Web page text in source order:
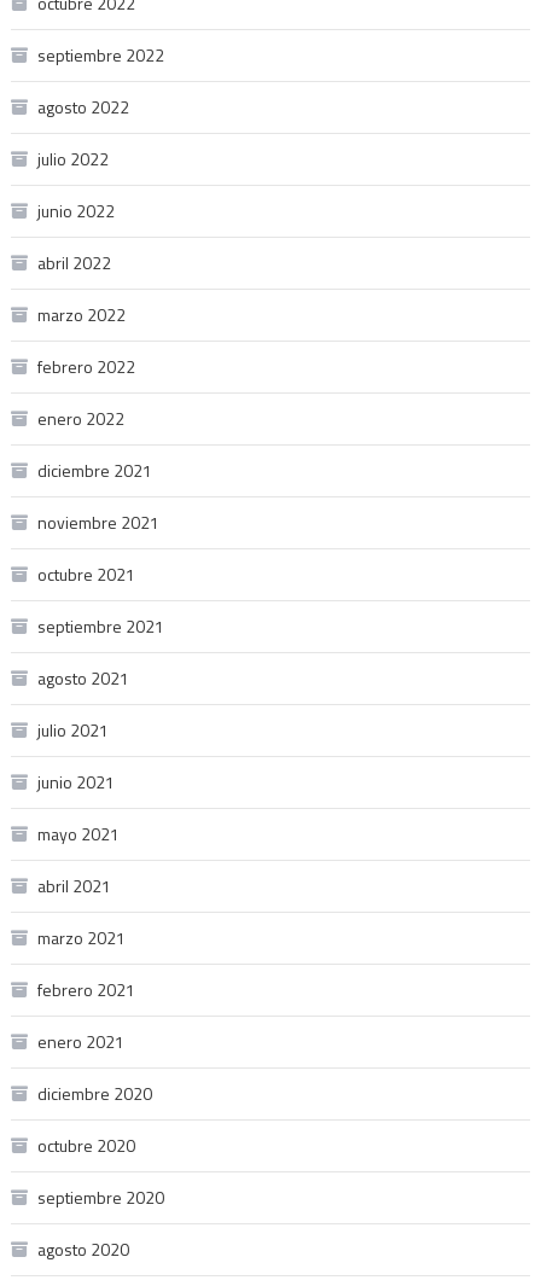
septiembre 2022
agosto 2022
julio 2022
junio 2022
abril 2022
marzo 2022
febrero 2022
enero 2022
diciembre 2021
noviembre 2021
octubre 2021
septiembre 2021
agosto 2021
julio 2021
junio 2021
mayo 2021
abril 2021
marzo 2021
febrero 2021
enero 2021
diciembre 2020
octubre 2020
septiembre 2020
agosto 2020